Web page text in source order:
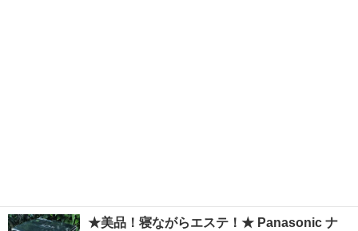
★美品！寝ながらエステ！★ Panasonic ナ